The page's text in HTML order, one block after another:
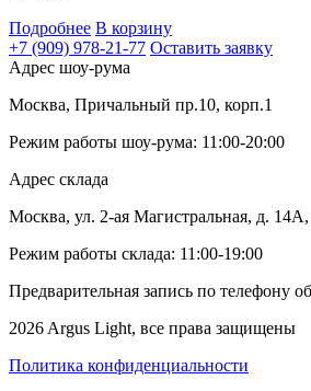
Подробнее В корзину
+7 (909) 978-21-77 Оставить заявку
Адрес шоу-рума
Москва, Причальный пр.10, корп.1
Режим работы шоу-рума: 11:00-20:00
Адрес склада
Москва, ул. 2-ая Магистральная, д. 14А,
Режим работы склада: 11:00-19:00
Предварительная запись по телефону
2026 Argus Light, все права защищены
Политика конфиденциальности